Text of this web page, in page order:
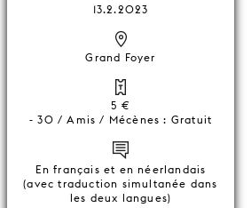
13.2.2023
Grand Foyer
5 €
- 30 / Amis / Mécènes : Gratuit
En français et en néerlandais
(avec traduction simultanée dans
les deux langues)